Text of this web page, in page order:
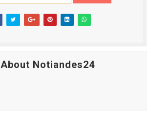
About Notiandes24